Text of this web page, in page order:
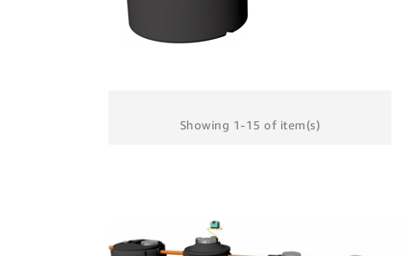
Showing 1-15 of item(s)